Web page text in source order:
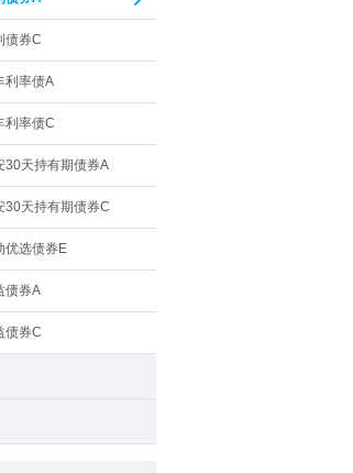
债券C
利率债A
利率债C
30天持有期债券A
30天持有期债券C
优选债券E
债券A
债券C